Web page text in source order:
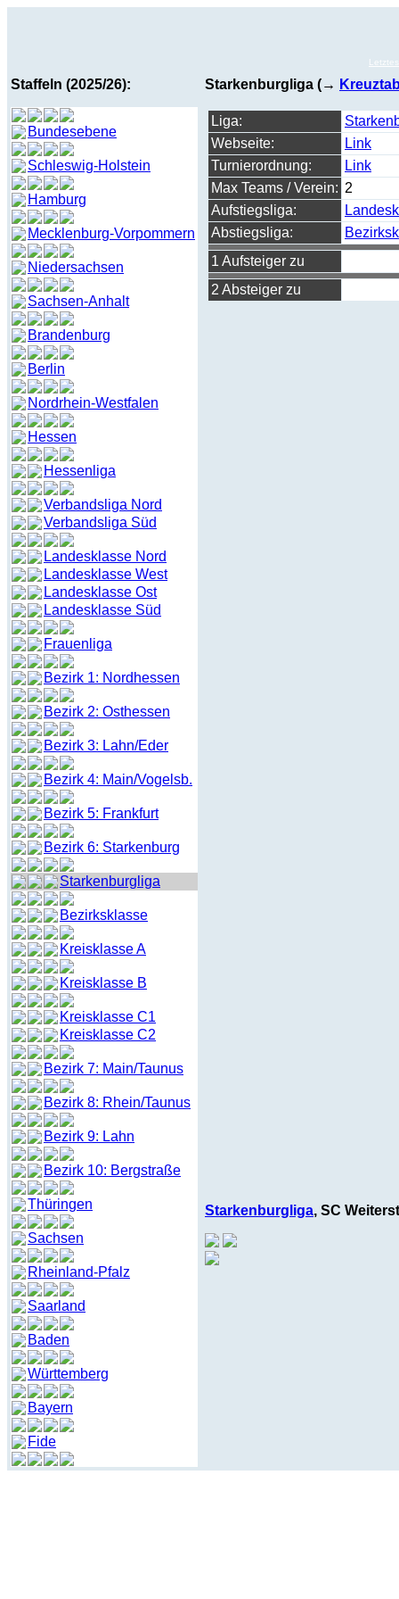
Staffeln (2025/26):
Bundesebene
Schleswig-Holstein
Hamburg
Mecklenburg-Vorpommern
Niedersachsen
Sachsen-Anhalt
Brandenburg
Berlin
Nordrhein-Westfalen
Hessen
Hessenliga
Verbandsliga Nord
Verbandsliga Süd
Landesklasse Nord
Landesklasse West
Landesklasse Ost
Landesklasse Süd
Frauenliga
Bezirk 1: Nordhessen
Bezirk 2: Osthessen
Bezirk 3: Lahn/Eder
Bezirk 4: Main/Vogelsb.
Bezirk 5: Frankfurt
Bezirk 6: Starkenburg
Starkenburgliga
Bezirksklasse
Kreisklasse A
Kreisklasse B
Kreisklasse C1
Kreisklasse C2
Bezirk 7: Main/Taunus
Bezirk 8: Rhein/Taunus
Bezirk 9: Lahn
Bezirk 10: Bergstraße
Thüringen
Sachsen
Rheinland-Pfalz
Saarland
Baden
Württemberg
Bayern
Fide
Starkenburgliga (→
Liga:
Webseite:
Link
Turnierordnung:
Link
Max Teams / Verein: 2
Aufstiegsliga:
Abstiegsliga:
1 Aufsteiger zu
2 Absteiger zu
Starkenburgliga, SC